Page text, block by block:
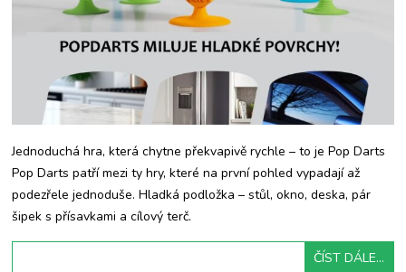
Jednoduchá hra, která chytne překvapivě rychle – to je Pop Darts
Pop Darts patří mezi ty hry, které na první pohled vypadají až
podezřele jednoduše. Hladká podložka – stůl, okno, deska, pár
šipek s přísavkami a cílový terč.
ČÍST DÁLE...